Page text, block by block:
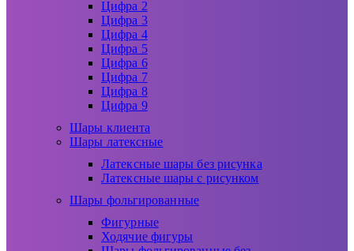
Цифра 2
Цифра 3
Цифра 4
Цифра 5
Цифра 6
Цифра 7
Цифра 8
Цифра 9
Шары клиента
Шары латексные
Латексные шары без рисунка
Латексные шары с рисунком
Шары фольгированные
Фигурные
Ходячие фигуры